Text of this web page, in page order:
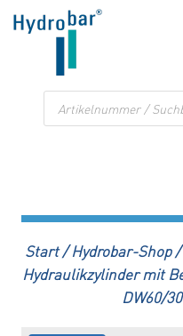
Zum
Inhalt
Products
search
Start / Hydrobar-Shop /
Hydraulikzylinder mit
DW60/